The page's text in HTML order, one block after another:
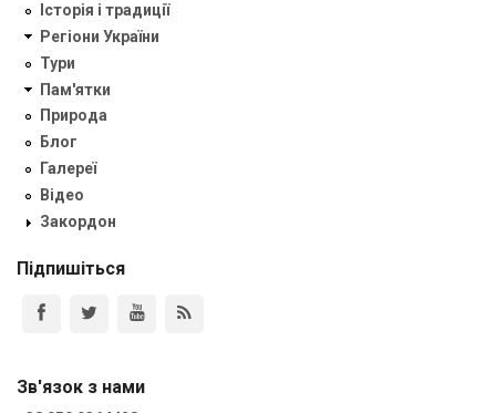
Історія і традиції
Регіони України
Тури
Пам'ятки
Природа
Блог
Галереї
Відео
Закордон
Підпишіться
Зв'язок з нами